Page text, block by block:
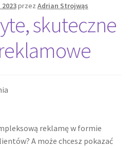
przez Adrian Strojwąs
skuteczne
reklamę w formie
A może chcesz pokazać